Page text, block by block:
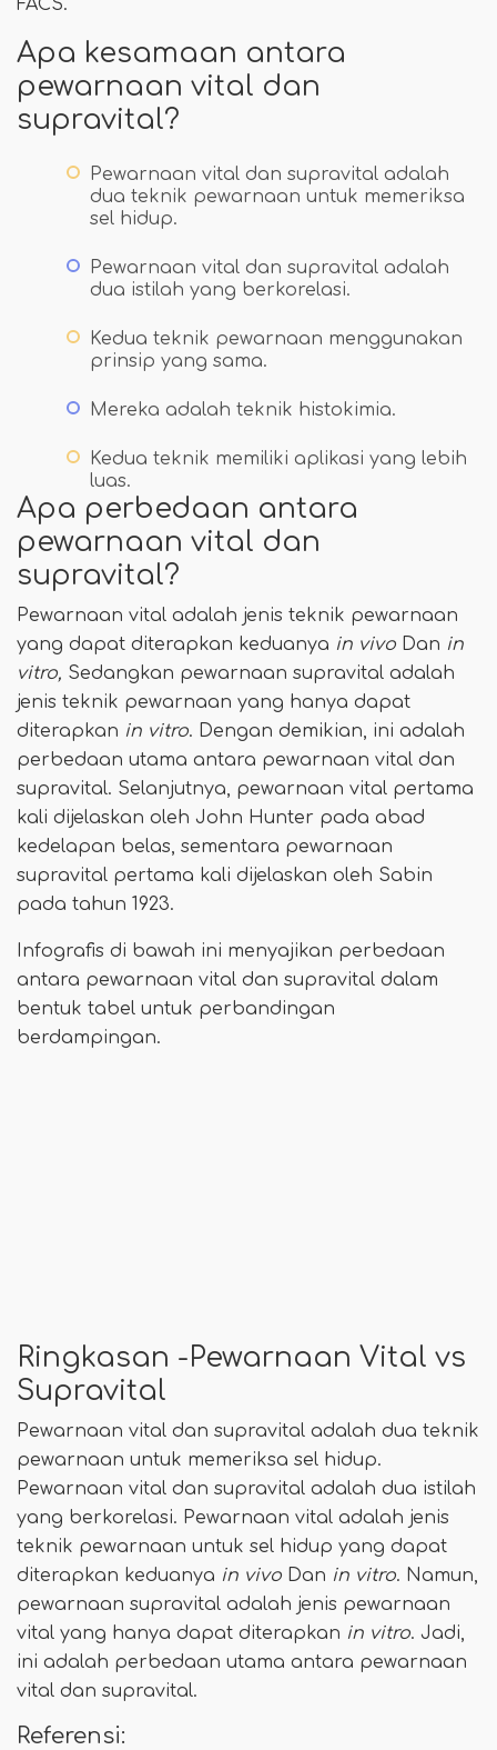
Apa kesamaan antara
pewarnaan vital dan
supravital?
Pewarnaan vital dan supravital adalah
dua teknik pewarnaan untuk memeriksa
sel hidup.
Pewarnaan vital dan supravital adalah
dua istilah yang berkorelasi.
Kedua teknik pewarnaan menggunakan
prinsip yang sama.
Mereka adalah teknik histokimia.
Kedua teknik memiliki aplikasi yang lebih
luas.
Apa perbedaan antara
pewarnaan vital dan
supravital?
Pewarnaan vital adalah jenis teknik pewarnaan
yang dapat diterapkan keduanya in vivo Dan in
vitro, Sedangkan pewarnaan supravital adalah
jenis teknik pewarnaan yang hanya dapat
diterapkan in vitro. Dengan demikian, ini adalah
perbedaan utama antara pewarnaan vital dan
supravital. Selanjutnya, pewarnaan vital pertama
kali dijelaskan oleh John Hunter pada abad
kedelapan belas, sementara pewarnaan
supravital pertama kali dijelaskan oleh Sabin
pada tahun 1923.
Infografis di bawah ini menyajikan perbedaan
antara pewarnaan vital dan supravital dalam
bentuk tabel untuk perbandingan
berdampingan.
Ringkasan -Pewarnaan Vital vs
Supravital
Pewarnaan vital dan supravital adalah dua teknik
pewarnaan untuk memeriksa sel hidup.
Pewarnaan vital dan supravital adalah dua istilah
yang berkorelasi. Pewarnaan vital adalah jenis
teknik pewarnaan untuk sel hidup yang dapat
diterapkan keduanya in vivo Dan in vitro. Namun,
pewarnaan supravital adalah jenis pewarnaan
vital yang hanya dapat diterapkan in vitro. Jadi,
ini adalah perbedaan utama antara pewarnaan
vital dan supravital.
Referensi: